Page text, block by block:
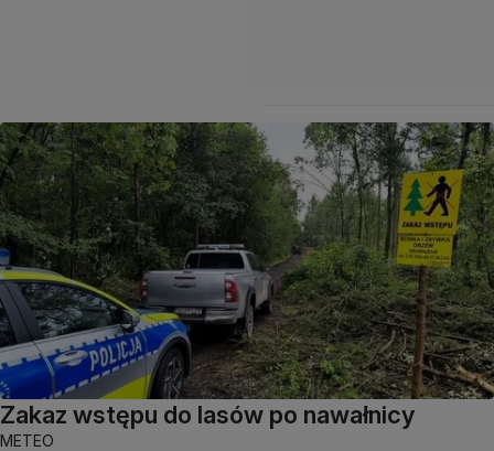
Zakaz wstępu do lasów po nawałnicy
METEO